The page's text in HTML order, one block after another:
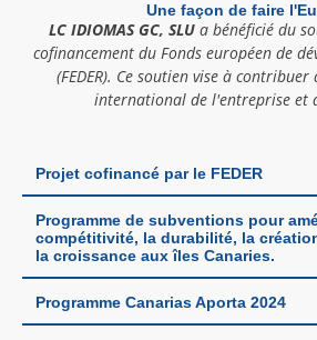
Une façon de faire
LC IDIOMAS GC, SLUa bénéficié du
cofinancement du Fonds européen de
(FEDER). Ce soutien vise à
international de l'entreprise et
Projet cofinancé par le FEDER
Programme de subventions pour
compétitivité, la durabilité, la
la croissance aux îles Canaries.
Programme Canarias Aporta 2024